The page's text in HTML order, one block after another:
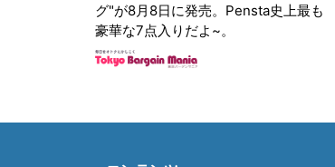
グ"が8月8日に発売。Pensta史上最も
豪華な7点入りだよ~。